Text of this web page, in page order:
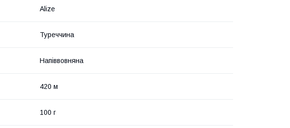
Alize
Туреччина
Напіввовняна
420 м
100 г